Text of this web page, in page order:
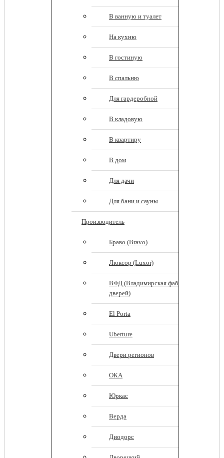
В ванную и туалет
На кухню
В гостиную
В спальню
Для гардеробной
В кладовую
В квартиру
В дом
Для дачи
Для бани и сауны
Производитель
Браво (Bravo)
Люксор (Luxor)
ВФД (Владимирская фабрика
дверей)
El Porta
Uberture
Двери регионов
ОКА
Юркас
Верда
Диодорс